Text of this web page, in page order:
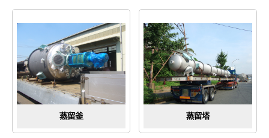
蒸留釜 蒸留塔